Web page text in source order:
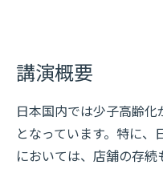
講演概要
日本国内では少子高齢
となっています。特に
においては、店舗の存